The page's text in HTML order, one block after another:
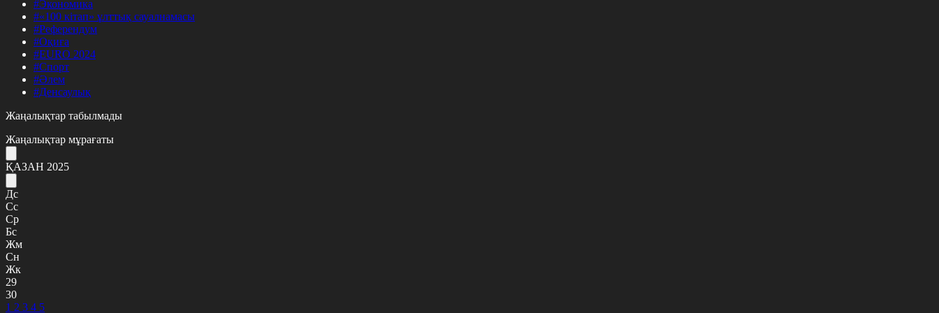
#Экономика
#«100 кітап» ұлттық сауалнамасы
#Референдум
#Оқиға
#EURO 2024
#Спорт
#Әлем
#Денсаулық
Жаңалықтар табылмады
Жаңалықтар мұрағаты
ҚАЗАН 2025
Дс
Сс
Ср
Бс
Жм
Сн
Жк
29
30
1 2 3 4 5